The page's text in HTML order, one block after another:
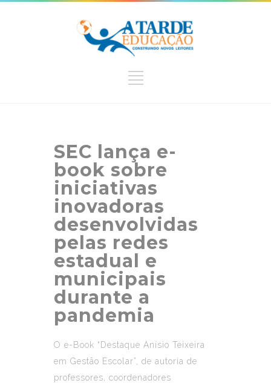
SEC lança e-
book sobre
iniciativas
inovadoras
desenvolvidas
pelas redes
estadual e
municipais
durante a
pandemia
O e-Book “Destaque Anísio Teixeira
em Gestão Escolar”, de autoria de
professores, coordenadores